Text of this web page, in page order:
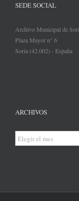
SEDE SOCIAL
Archivo Municipal de
Plaza Mayor n° 6
Soria (42.002) - España
ARCHIVOS
Archivos